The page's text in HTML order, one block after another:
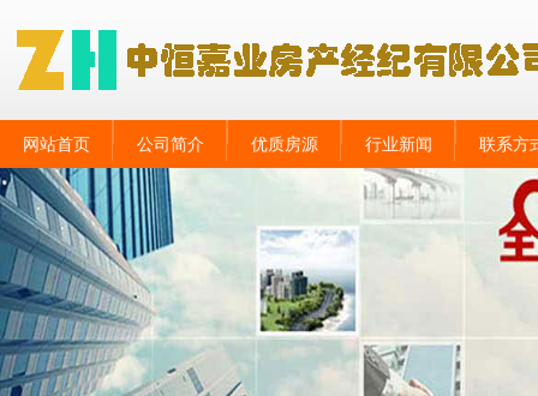
网站首页 公司简介 优质房源 行业新闻 联系方